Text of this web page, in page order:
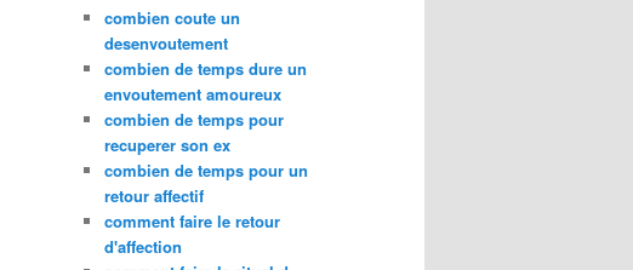
combien coute un
desenvoutement
combien de temps dure un
envoutement amoureux
combien de temps pour
recuperer son ex
combien de temps pour un
retour affectif
comment faire le retour
d'affection